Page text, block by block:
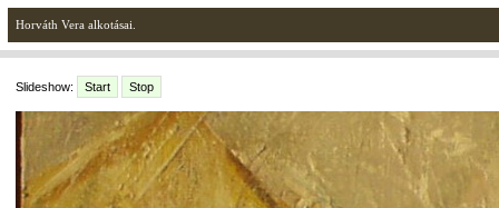
Horváth Vera alkotásai.
Slideshow: Start Stop